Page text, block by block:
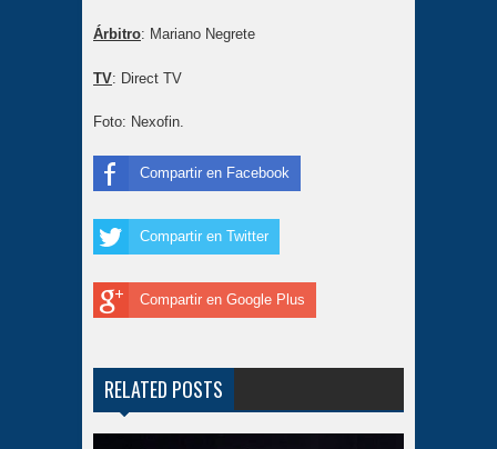
Árbitro: Mariano Negrete
TV: Direct TV
Foto: Nexofin.
Compartir en Facebook
Compartir en Twitter
Compartir en Google Plus
RELATED POSTS